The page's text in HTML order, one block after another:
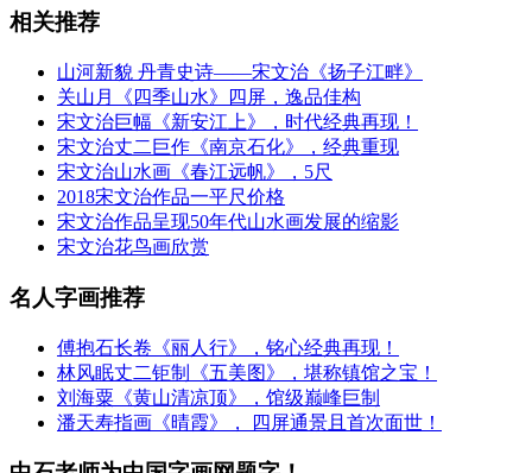
相关推荐
山河新貌 丹青史诗——宋文治《扬子江畔》
关山月《四季山水》四屏，逸品佳构
宋文治巨幅《新安江上》，时代经典再现！
宋文治丈二巨作《南京石化》，经典重现
宋文治山水画《春江远帆》，5尺
2018宋文治作品一平尺价格
宋文治作品呈现50年代山水画发展的缩影
宋文治花鸟画欣赏
名人字画推荐
傅抱石长卷《丽人行》，铭心经典再现！
林风眠丈二钜制《五美图》，堪称镇馆之宝！
刘海粟《黄山清凉顶》，馆级巅峰巨制
潘天寿指画《晴霞》， 四屏通景且首次面世！